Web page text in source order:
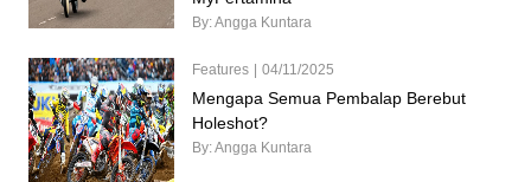
By: Angga Kuntara
Features 04/11/2025
Mengapa Semua Pembalap Berebut
Holeshot?
By: Angga Kuntara